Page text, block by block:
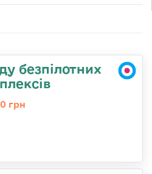
безпілотних
грн